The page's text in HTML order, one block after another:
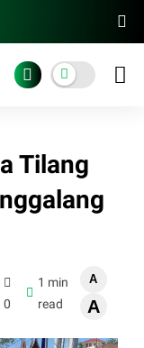
Tilang
0
1 min
read
A
A